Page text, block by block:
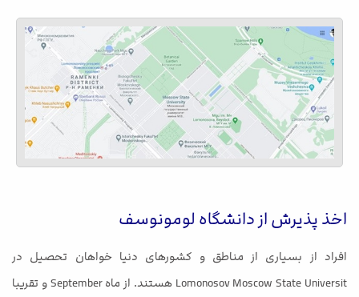
اخذ پذیرش از دانشگاه لومونوسف
افراد از بسیاری از مناطق و کشورهای دنیا خواهان تحصیل در
Lomonosov Moscow State Universit هستند. از ماه September و تقریبا